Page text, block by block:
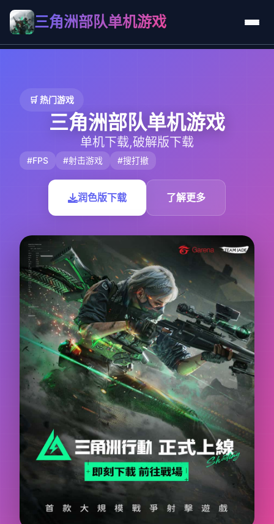
三角洲部队单机游戏
🛒 热门游戏
三角洲部队单机游戏
单机下载,破解版下载
#FPS #射击游戏 #搜打撤
润色版下载 了解更多